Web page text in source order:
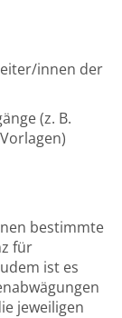
innen der
(z. B.
bestimmte
für
ist es
jeweiligen